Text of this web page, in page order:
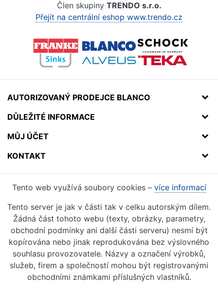
Člen skupiny TRENDO s.r.o.
Přejít na centrální eshop www.trendo.cz
AUTORIZOVANÝ PRODEJCE BLANCO
DŮLEŽITÉ INFORMACE
MŮJ ÚČET
KONTAKT
Tento web využívá soubory cookies – více informací
Tento server je jak v části tak v celku autorským dílem.
Žádná část tohoto webu (texty, obrázky, parametry,
obchodní podmínky ani další části serveru) nesmí být
kopírována nebo jinak reprodukována bez výslovného
souhlasu provozovatele. Názvy a označení výrobků,
služeb, firem a společností mohou být registrovanými
obchodními známkami příslušných vlastníků.